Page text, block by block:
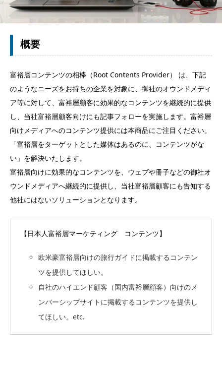
概要
富裕層コンテンツの相棒（Root Contents Provider） は、下記
のようなニーズをお持ちの企業を対象に、御社のオウンドメディ
ア等に対して、富裕層顧客に効果的なコンテンツを継続的に提供
し、当社富裕層顧客向けにも記事フォローを実施します。富裕層
向けメディアへのコンテンツ提供には本商品にご注目ください。
「富裕層をターゲットとした媒体はあるのに、コンテンツがな
い」を解決いたします。
富裕層向けに効果的なコンテンツを、ウェブや冊子などの御社オ
ウンドメディアへ継続的に提供し、当社富裕層顧客にも告知する
他社にはないソリューションとなります。
【日本人富裕層マーケティング コンテンツ】
欧米豪富裕層向けの旅行ガイドに掲載するコンテン
ツを提供してほしい。
自社のハイエンド顧客（国内富裕層顧客）向けのメ
ンバーシップサイトに掲載するコンテンツを提供し
てほしい。etc.